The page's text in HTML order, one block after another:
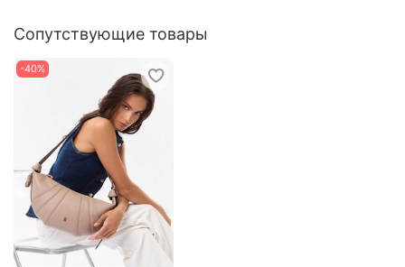
Сопутствующие товары
-40%